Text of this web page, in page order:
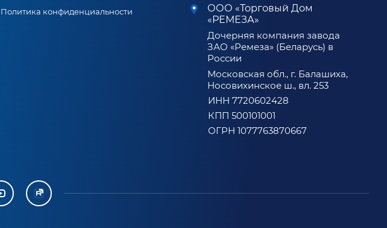
Политика конфиденциальности
ООО «Торговый Дом
«РЕМЕЗА»
Дочерняя компания завода
ЗАО «Ремеза» (Беларусь) в
России
Московская обл., г. Балашиха,
Носовихинское ш., вл. 253
ИНН 7720602428
КПП 500101001
ОГРН 1077763870667